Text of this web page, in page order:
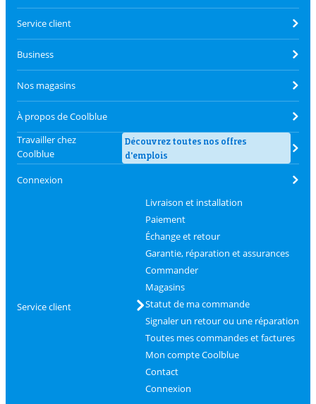
Service client
Business
Nos magasins
À propos de Coolblue
Travailler chez
Coolblue
Découvrez toutes nos offres
d'emplois
Connexion
Service client
Livraison et installation
Paiement
Échange et retour
Garantie, réparation et assurances
Commander
Magasins
Statut de ma commande
Signaler un retour ou une réparation
Toutes mes commandes et factures
Mon compte Coolblue
Contact
Connexion